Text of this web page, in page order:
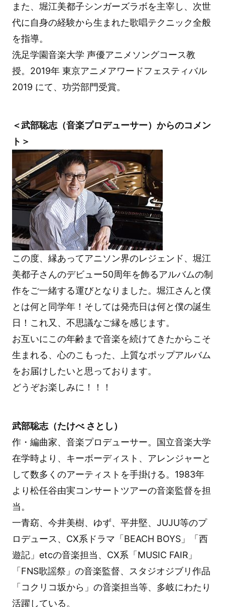
また、堀江美都子シンガーズラボを主宰し、次世
代に自身の経験から生まれた歌唱テクニック全般
を指導。
洗足学園音楽大学 声優アニメソングコース教
授。2019年 東京アニメアワードフェスティバル
2019 にて、功労部門受賞。
＜武部聡志（音楽プロデューサー）からのコメン
ト＞
この度、縁あってアニソン界のレジェンド、堀江
美都子さんのデビュー50周年を飾るアルバムの制
作をご一緒する運びとなりました。堀江さんと僕
とは何と同学年！そしては発売日は何と僕の誕生
日！これ又、不思議なご縁を感じます。
お互いにこの年齢まで音楽を続けてきたからこそ
生まれる、心のこもった、上質なポップアルバム
をお届けしたいと思っております。
どうぞお楽しみに！！！
武部聡志（たけべ さとし）
作・編曲家、音楽プロデューサー。国立音楽大学
在学時より、キーボーディスト、アレンジャーと
して数多くのアーティストを手掛ける。1983年
より松任谷由実コンサートツアーの音楽監督を担
当。
一青窈、今井美樹、ゆず、平井堅、JUJU等のプ
ロデュース、CX系ドラマ「BEACH BOYS」「西
遊記」etcの音楽担当、CX系「MUSIC FAIR」
「FNS歌謡祭」の音楽監督、スタジオジブリ作品
「コクリコ坂から」の音楽担当等、多岐にわたり
活躍している。